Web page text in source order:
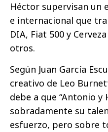
Héctor supervisan un
e internacional que
DIA, Fiat 500 y
otros.
Según Juan García
creativo de Leo
debe a que “Antonio
sobradamente su
esfuerzo, pero sobre